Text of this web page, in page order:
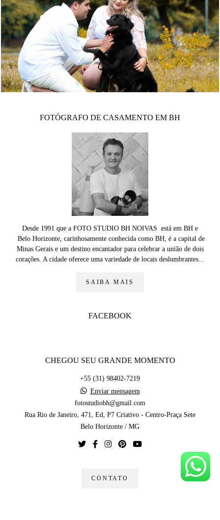
3138 1
2522
FOTÓGRAFO DE CASAMENTO EM BH
Desde 1991 que a FOTO STUDIO BH NOIVAS está em BH e
Belo Horizonte, carinhosamente conhecida como BH, é a capital de
Minas Gerais e um destino encantador para celebrar a união de dois
corações. A cidade oferece uma variedade de locais deslumbrantes...
SAIBA MAIS
FACEBOOK
CHEGOU SEU GRANDE MOMENTO
+55 (31) 98402-7219
Enviar mensagem
fotostudiobh@gmail.com
Rua Rio de Janeiro, 471, Ed, P7 Criativo - Centro-Praça Sete
Belo Horizonte / MG
CONTATO